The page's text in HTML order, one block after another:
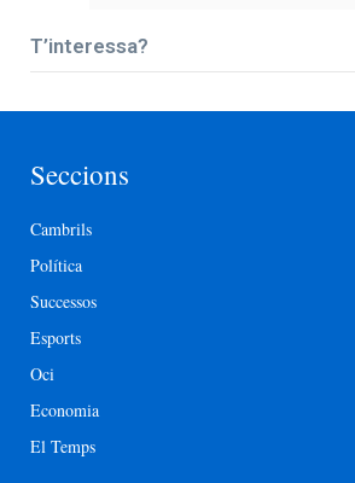
T’interessa?
Seccions
Cambrils
Política
Successos
Esports
Oci
Economia
El Temps